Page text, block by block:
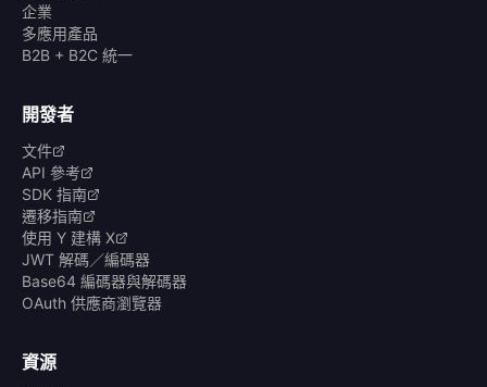
企業
多應用產品
B2B + B2C 統一
開發者
文件
API 參考
SDK 指南
遷移指南
使用 Y 建構 X
JWT 解碼／編碼器
Base64 編碼器與解碼器
OAuth 供應商瀏覽器
資源